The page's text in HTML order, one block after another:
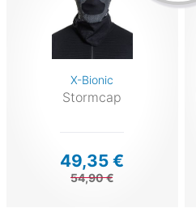
X-Bionic
Stormcap
49,35 €
54,90 €